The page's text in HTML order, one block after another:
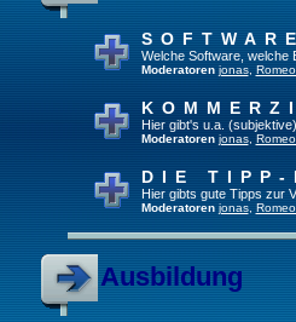
Welche Software, welche
Moderatoren jonas,
Hier gibt's u.a.
Moderatoren jonas,
DIE TIPP-
Hier gibts gute Tipps zur
Moderatoren jonas,
Ausbildung